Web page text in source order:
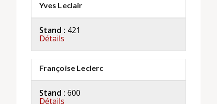
Yves Leclair
Stand : 421
Détails
Françoise Leclerc
Stand : 600
Détails